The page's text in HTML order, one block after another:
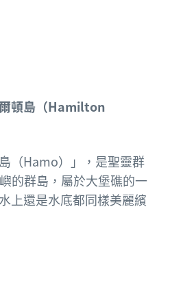
頓島（Hamilton
（Hamo）」，是聖靈群
的群島，屬於大堡礁的一
上還是水底都同樣美麗繽